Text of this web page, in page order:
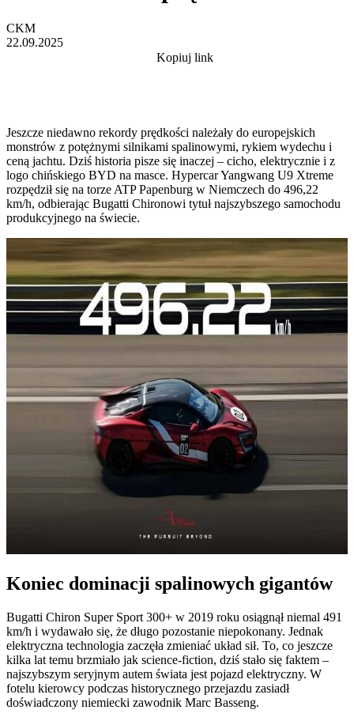
CKM
22.09.2025
Kopiuj link
Jeszcze niedawno rekordy prędkości należały do europejskich
monstrów z potężnymi silnikami spalinowymi, rykiem wydechu i
ceną jachtu. Dziś historia pisze się inaczej – cicho, elektrycznie i z
logo chińskiego BYD na masce. Hypercar Yangwang U9 Xtreme
rozpędził się na torze ATP Papenburg w Niemczech do 496,22
km/h, odbierając Bugatti Chironowi tytuł najszybszego samochodu
produkcyjnego na świecie.
Koniec dominacji spalinowych gigantów
Bugatti Chiron Super Sport 300+ w 2019 roku osiągnął niemal 491
km/h i wydawało się, że długo pozostanie niepokonany. Jednak
elektryczna technologia zaczęła zmieniać układ sił. To, co jeszcze
kilka lat temu brzmiało jak science-fiction, dziś stało się faktem –
najszybszym seryjnym autem świata jest pojazd elektryczny. W
fotelu kierowcy podczas historycznego przejazdu zasiadł
doświadczony niemiecki zawodnik Marc Basseng.